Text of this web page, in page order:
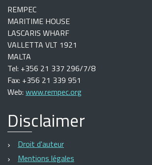
REMPEC
MARITIME HOUSE
LASCARIS WHARF
VALLETTA VLT 1921
MALTA
Tel: +356 21 337 296/7/8
Fax: +356 21 339 951
Web: www.rempec.org
Disclaimer
Droit d'auteur
Mentions légales